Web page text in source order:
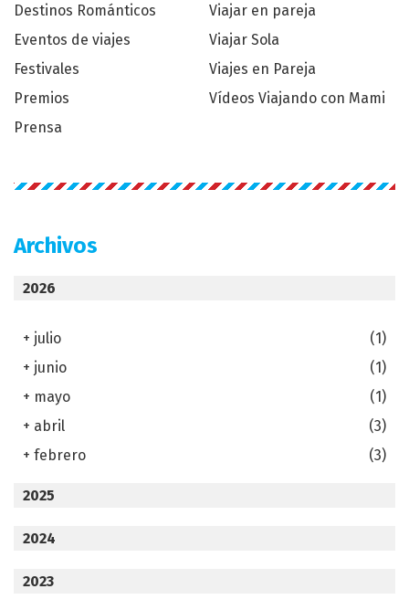
Destinos Románticos
Eventos de viajes
Festivales
Premios
Prensa
Viajar en pareja
Viajar Sola
Viajes en Pareja
Vídeos Viajando con Mami
Archivos
2026
+ julio
(1)
+ junio
(1)
+ mayo
(1)
+ abril
(3)
+ febrero (3)
2025
2024
2023